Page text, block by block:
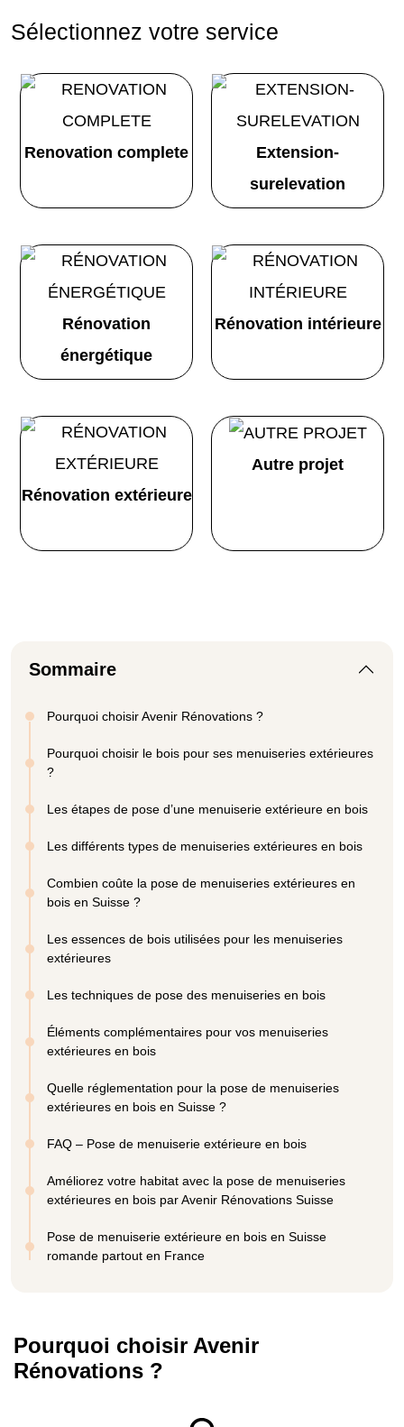
Sélectionnez votre service
Renovation complete
Extension-
surelevation
Rénovation
énergétique
Rénovation intérieure
Rénovation extérieure
Autre projet
Sommaire
Pourquoi choisir Avenir Rénovations ?
Pourquoi choisir le bois pour ses menuiseries extérieures
?
Les étapes de pose d’une menuiserie extérieure en bois
Les différents types de menuiseries extérieures en bois
Combien coûte la pose de menuiseries extérieures en
bois en Suisse ?
Les essences de bois utilisées pour les menuiseries
extérieures
Les techniques de pose des menuiseries en bois
Éléments complémentaires pour vos menuiseries
extérieures en bois
Quelle réglementation pour la pose de menuiseries
extérieures en bois en Suisse ?
FAQ – Pose de menuiserie extérieure en bois
Améliorez votre habitat avec la pose de menuiseries
extérieures en bois par Avenir Rénovations Suisse
Pose de menuiserie extérieure en bois en Suisse
romande partout en France
Pourquoi choisir Avenir
Rénovations ?